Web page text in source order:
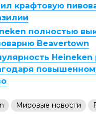
крафтовую
полностью
Beavertown
Heineken
Мировые новости